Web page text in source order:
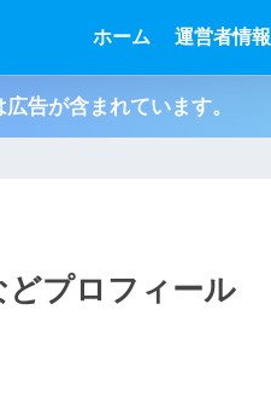
ホーム 運営者情報
告が含まれています。
どプロフィール